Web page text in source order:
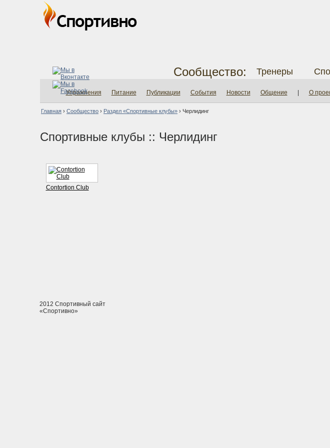
Сообщество: Тренеры
Упражнения Питание Публикации События Новости Общение О
Главная › Сообщество › Раздел «Спортивные клубы» › Черлидинг
Спортивные клубы :: Черлидинг
Contortion Club
2012 Спортивный сайт
«Спортивно»